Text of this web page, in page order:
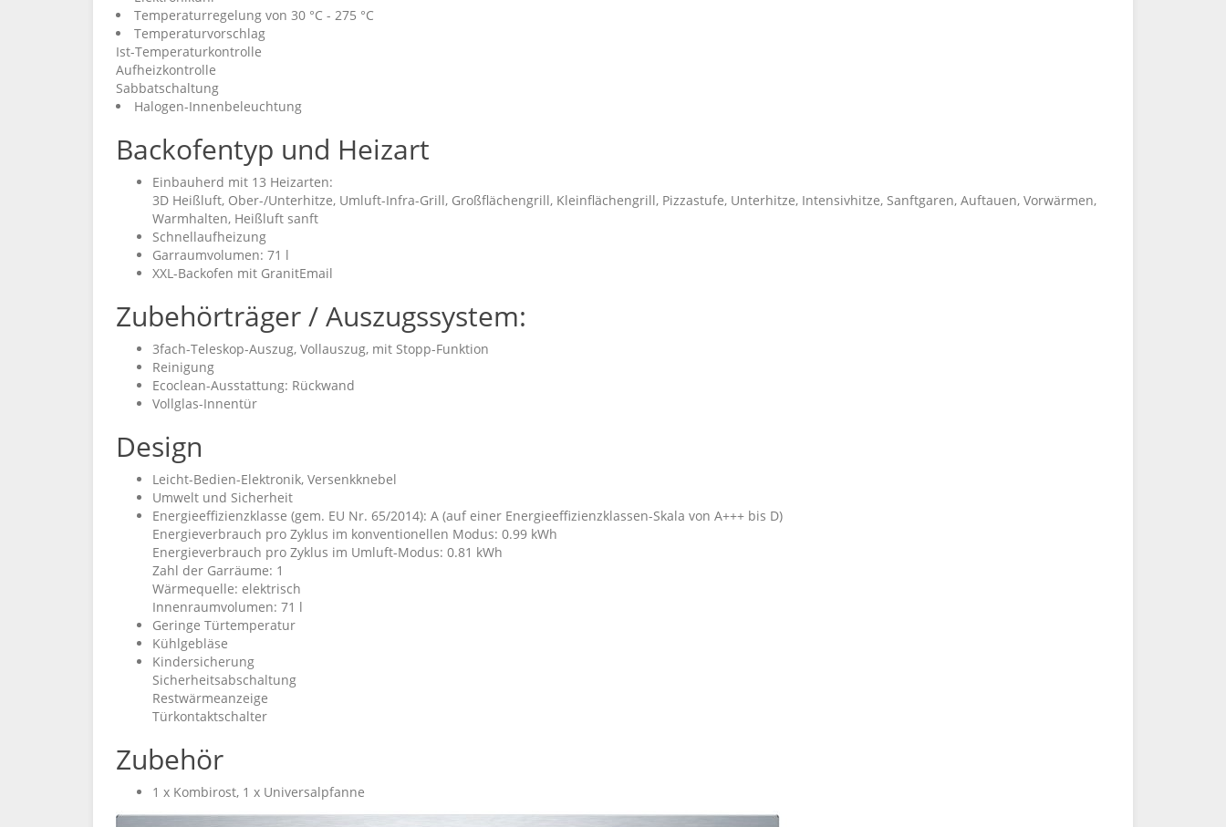
Temperaturregelung von 30 °C - 275 °C
Temperaturvorschlag
Ist-Temperaturkontrolle
Aufheizkontrolle
Sabbatschaltung
Halogen-Innenbeleuchtung
Backofentyp und Heizart
Einbauherd mit 13 Heizarten:
3D Heißluft, Ober-/Unterhitze, Umluft-Infra-Grill, Großflächengrill, Kleinflächengrill, Pizzastufe, Unterhitze, Intensivhitze, Sanftgaren, Auftauen, Vorwärmen,
Warmhalten, Heißluft sanft
Schnellaufheizung
Garraumvolumen: 71 l
XXL-Backofen mit GranitEmail
Zubehörträger / Auszugssystem:
3fach-Teleskop-Auszug, Vollauszug, mit Stopp-Funktion
Reinigung
Ecoclean-Ausstattung: Rückwand
Vollglas-Innentür
Design
Leicht-Bedien-Elektronik, Versenkknebel
Umwelt und Sicherheit
Energieeffizienzklasse (gem. EU Nr. 65/2014): A (auf einer Energieeffizienzklassen-Skala von A+++ bis D)
Energieverbrauch pro Zyklus im konventionellen Modus: 0.99 kWh
Energieverbrauch pro Zyklus im Umluft-Modus: 0.81 kWh
Zahl der Garräume: 1
Wärmequelle: elektrisch
Innenraumvolumen: 71 l
Geringe Türtemperatur
Kühlgebläse
Kindersicherung
Sicherheitsabschaltung
Restwärmeanzeige
Türkontaktschalter
Zubehör
1 x Kombirost, 1 x Universalpfanne